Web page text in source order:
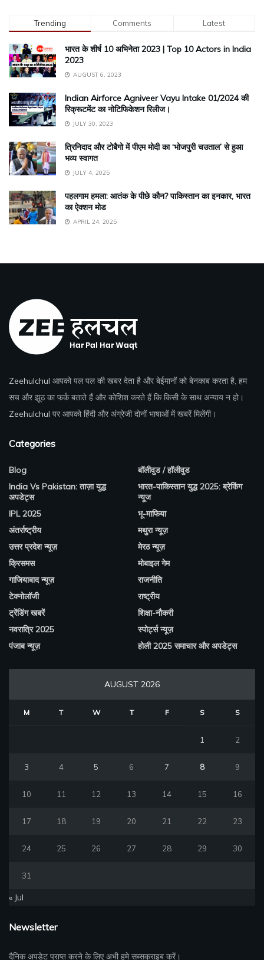
Trending Comments Latest
भारत के शीर्ष 10 अभिनेता 2023 | Top 10 Actors in India
2023
AUGUST 6, 2023
Indian Airforce Agniveer Vayu Intake 01/2024 की
रिक्रूटमेंट का नोटिफिकेशन रिलीज।
JULY 30, 2023
त्रिनिदाद और टोबैगो में पीएम मोदी का ‘भोजपुरी चउताल’ से हुआ
भव्य स्वागत
JULY 4, 2025
पहलगाम हमला: आतंक के पीछे कौन? पाकिस्तान का इनकार, भारत
का ऐक्शन मोड
APRIL 24, 2025
Zeehulchul आपको पल पल की खबर देता है और बेईमानों को बेनकाब करता है, हम
सच और झूठ का फर्क बताते हैं और कोशिश करते हैं कि किसी के साथ अन्याय न हो।
Zeehulchul पर आपको हिंदी और अंग्रेजी दोनों भाषाओं में खबरें मिलेंगी।
Categories
Blog
India Vs Pakistan: ताज़ा युद्ध
अपडेट्स
IPL 2025
अंतर्राष्ट्रीय
उत्तर प्रदेश न्यूज़
क्रिसमस
गाजियाबाद न्यूज़
टेक्नोलॉजी
ट्रेंडिंग खबरें
नवरात्रि 2025
पंजाब न्यूज़
बॉलीवुड / हॉलीवुड
भारत-पाकिस्तान युद्ध 2025: ब्रेकिंग
न्यूज
भू-माफिया
मथुरा न्यूज़
मेरठ न्यूज़
मोबाइल गेम
राजनीति
राष्ट्रीय
शिक्षा-नौकरी
स्पोर्ट्स न्यूज़
होली 2025 समाचार और अपडेट्स
AUGUST 2026
M T W T F S S
1 2
3 4 5 6 7 8 9
10 11 12 13 14 15 16
17 18 19 20 21 22 23
24 25 26 27 28 29 30
31
« Jul
Newsletter
दैनिक अपडेट प्राप्त करने के लिए अभी हमे सब्सक्राइब करें।